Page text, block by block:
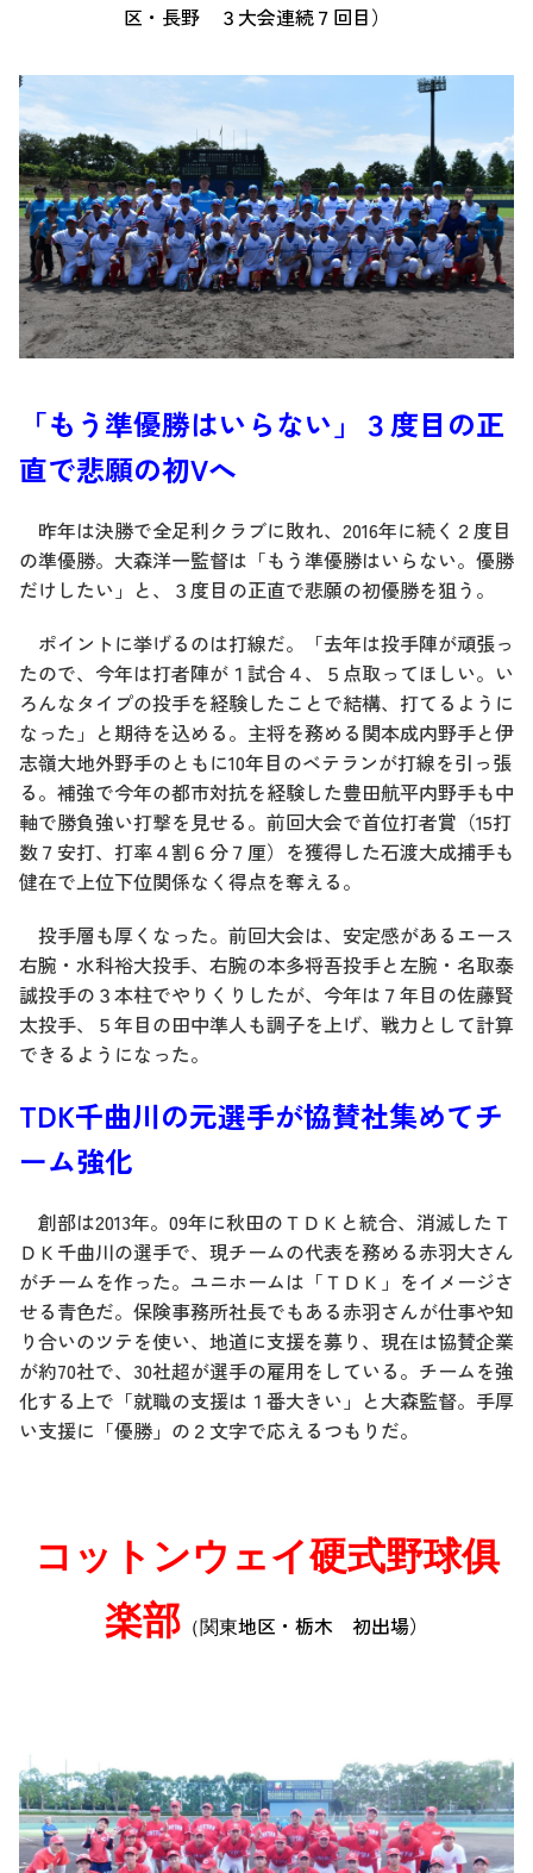
区・長野 ３大会連続７回目）
「もう準優勝はいらない」３度目の正
直で悲願の初Vへ
昨年は決勝で全足利クラブに敗れ、2016年に続く２度目
の準優勝。大森洋一監督は「もう準優勝はいらない。優勝
だけしたい」と、３度目の正直で悲願の初優勝を狙う。
ポイントに挙げるのは打線だ。「去年は投手陣が頑張っ
たので、今年は打者陣が１試合４、５点取ってほしい。い
ろんなタイプの投手を経験したことで結構、打てるように
なった」と期待を込める。主将を務める関本成内野手と伊
志嶺大地外野手のともに10年目のベテランが打線を引っ張
る。補強で今年の都市対抗を経験した豊田航平内野手も中
軸で勝負強い打撃を見せる。前回大会で首位打者賞（15打
数７安打、打率４割６分７厘）を獲得した石渡大成捕手も
健在で上位下位関係なく得点を奪える。
投手層も厚くなった。前回大会は、安定感があるエース
右腕・水科裕大投手、右腕の本多将吾投手と左腕・名取泰
誠投手の３本柱でやりくりしたが、今年は７年目の佐藤賢
太投手、５年目の田中準人も調子を上げ、戦力として計算
できるようになった。
TDK千曲川の元選手が協賛社集めてチ
ーム強化
創部は2013年。09年に秋田のＴＤＫと統合、消滅したＴ
ＤＫ千曲川の選手で、現チームの代表を務める赤羽大さん
がチームを作った。ユニホームは「ＴＤＫ」をイメージさ
せる青色だ。保険事務所社長でもある赤羽さんが仕事や知
り合いのツテを使い、地道に支援を募り、現在は協賛企業
が約70社で、30社超が選手の雇用をしている。チームを強
化する上で「就職の支援は１番大きい」と大森監督。手厚
い支援に「優勝」の２文字で応えるつもりだ。
コットンウェイ硬式野球俱
楽部 （関東地区・栃木 初出場）